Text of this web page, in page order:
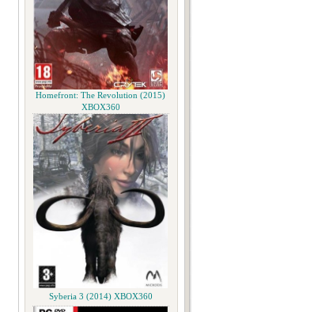
Homefront: The Revolution (2015)
XBOX360
Syberia 3 (2014) XBOX360